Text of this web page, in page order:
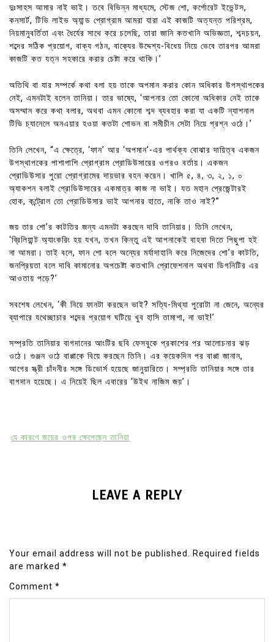
দুঃসাহস আমার নাই ভাই। তবে বিভিন্ন মাধ্যমে, স্টেজ শো, কর্পোরেট ইভেন্টস,
কনসার্ট, টিভি লাইভ অ্যান্ড প্রোগ্রাম আমরা যারা এই কাজটি অত্যন্ত পরিশ্রম,
নিয়মানুবর্তিতা এবং ধৈর্যের সাথে করে চলেছি, তারা জানি কতখানি অভিজ্ঞতা, শব্দচয়ন,
শব্দের সঠিক প্রয়োগ, বাক্য গঠন, বাক্যের উদ্দেশ্য-বিধেয় নিয়ে ভেবে তারপর আমরা
কাজটি কত যত্ন সহকারে করার চেষ্টা করে থাকি।’
অতিথি বা যার সম্পর্কে কথা বলা হয় তাকে অপমান করার কোন অধিকার উপস্থাপকের
নেই, এমনটাই বলেন তানিয়া। তার ভাষ্যে, ‘আপনার তো কোনো অধিকার নেই তাকে
অসম্মান করে কথা বলার, অথবা এমন কোনো শব্দ ব্যবহার করা যা একটি ন্যাশনাল
টিভি চ্যানেলে অনএয়ার হওয়া কতটা শোভন বা সমীচীন সেটা নিয়ে প্রশ্ন ওঠে।’
তিনি লেখেন, “এ ক্ষেত্রে, ‘ফান’ আর ‘অপমান’-এর পার্থক্য বোঝার দায়িত্ব একজন
উপস্থাপকের পাশাপাশি প্রোগ্রাম প্রোডিউসারের ওপরও বর্তায়। একজন
প্রোডিউসার পুরো প্রোগ্রামের দায়ভার বহন করেন। খালি ৫, ৪, ৩, ২, ১, ০
অ্যাকশন বলাই প্রোডিউসারের একমাত্র কাজ না ভাই। যত মহান প্রেজেন্টারই
হোক, কন্ট্রোল তো প্রোডিউসার ভাই আপনার হাতে, নাকি তাও নাই?”
জয় তার শো’র কাটতির জন্য এমনটা করছেন দাবি তানিয়ার। তিনি লেখেন,
‘ব্রিলিয়ান্ট অ্যাংকরিং হয় যখন, তখন কিন্তু এই আপনাকেই বাহবা দিতে পিছুপা হই
না আমরা। তাই বলে, ফান শো বলে অন্যের মর্যাদাহানি করে নিজেদের শো’র কাটতি,
জনপ্রিয়তা বলে দাবি কামানোর অপচেষ্টা কতখানি প্রোফেশনাল অথবা ডিগনিটির এর
আওতায় পড়ে?’
সবশেষ লেখেন, ‘কী নিয়ে ফানটা করছেন ভাই? সত্যি-মিথ্যা পুরোটা না জেনে, অন্যের
ব্যাপারে যথেচ্ছাচার শব্দের প্রয়োগ ঘটিয়ে খুব হাসি তামাশা, না ভাই!’
সম্প্রতি তানিয়ার বাগদানের আংটির ছবি ফেসবুকে প্রকাশের পর আলোচনার ঝড়
ওঠে। গুঞ্জন ওঠে বাপ্পাকে বিয়ে করছেন তিনি। এর কয়েকদিন পর বাপ্পা জানান,
আগের স্ত্রী চাঁদনীর সঙ্গে ডিভোর্স হয়েছে জানুয়ারিতে। সম্প্রতি তানিয়ার সঙ্গে তার
বাগদান হয়েছে। এ নিয়েই ছিল এবারের ‘উইথ নাজিম জয়’।
যে কারণে জয়ের ওপর ক্ষেপেছেন তানিয়া
LEAVE A REPLY
Your email address will not be published.
Required fields
are marked *
Comment *